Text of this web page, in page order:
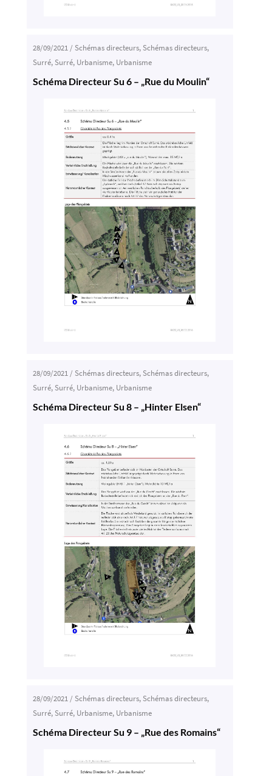
28/09/2021/Schémas directeurs,Schémas directeurs,
Surré,Surré, Urbanisme, Urbanisme
Schéma Directeur Su 6 – „Rue du Moulin“
28/09/2021/Schémas directeurs,Schémas directeurs,
Surré,Surré, Urbanisme, Urbanisme
Schéma Directeur Su 8 – „Hinter Elsen“
28/09/2021/Schémas directeurs,Schémas directeurs,
Surré,Surré, Urbanisme, Urbanisme
Schéma Directeur Su 9 – „Rue des Romains“